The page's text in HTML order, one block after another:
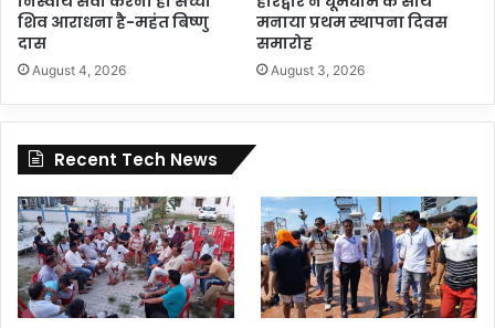
शिव आराधना है-महंत बिष्णु
दास
August 4, 2026
मनाया प्रथम स्थापना दिवस
समारोह
August 3, 2026
Recent Tech News